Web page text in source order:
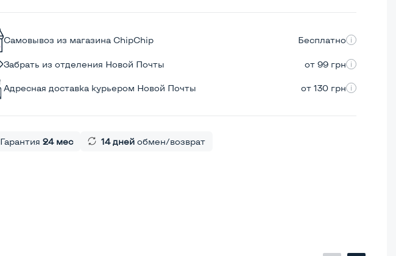
Самовывоз из магазина ChipChip Бесплатно
Забрать из отделения Новой Почты от 99 грн
Адресная доставка курьером Новой Почты от 130 грн
Гарантия 24 мес 14 днейобмен/возврат